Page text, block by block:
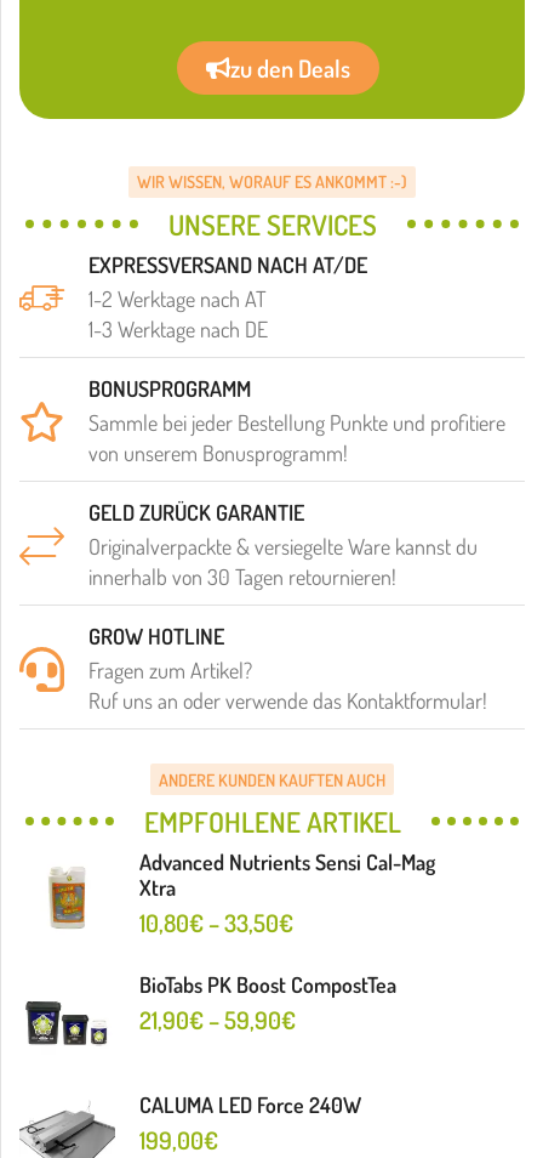
zu den Deals
WIR WISSEN, WORAUF ES ANKOMMT :-)
UNSERE SERVICES
EXPRESSVERSAND NACH AT/DE
1-2 Werktage nach AT
1-3 Werktage nach DE
BONUSPROGRAMM
Sammle bei jeder Bestellung Punkte und profitiere
von unserem Bonusprogramm!
GELD ZURÜCK GARANTIE
Originalverpackte & versiegelte Ware kannst du
innerhalb von 30 Tagen retournieren!
GROW HOTLINE
Fragen zum Artikel?
Ruf uns an oder verwende das Kontaktformular!
ANDERE KUNDEN KAUFTEN AUCH
EMPFOHLENE ARTIKEL
Advanced Nutrients Sensi Cal-Mag
Xtra
10,80€–33,50€
BioTabs PK Boost CompostTea
21,90€–59,90€
CALUMA LED Force 240W
199,00€